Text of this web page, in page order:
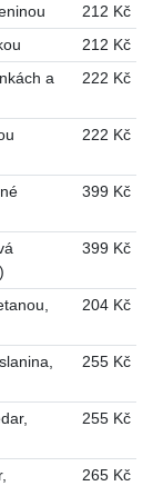
212 Kč
212 Kč
a
222 Kč
222 Kč
399 Kč
399 Kč
204 Kč
255 Kč
255 Kč
265 Kč